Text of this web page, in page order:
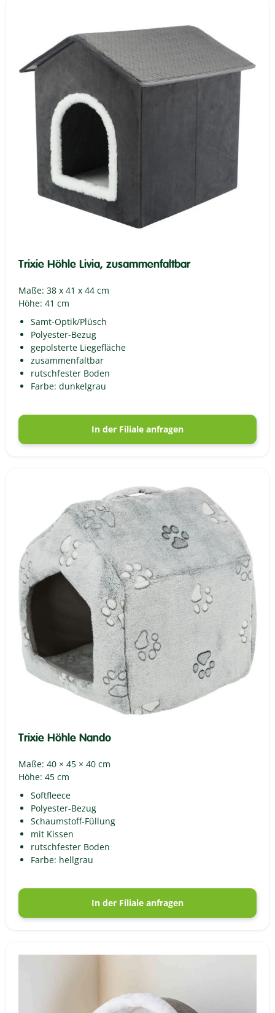
Trixie Höhle Livia, zusammenfaltbar
Maße: 38 x 41 x 44 cm
Höhe: 41 cm
Samt-Optik/Plüsch
Polyester-Bezug
gepolsterte Liegefläche
zusammenfaltbar
rutschfester Boden
Farbe: dunkelgrau
In der Filiale anfragen
Trixie Höhle Nando
Maße: 40 × 45 × 40 cm
Höhe: 45 cm
Softfleece
Polyester-Bezug
Schaumstoff-Füllung
mit Kissen
rutschfester Boden
Farbe: hellgrau
In der Filiale anfragen